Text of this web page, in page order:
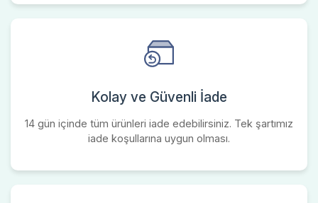
Kolay ve Güvenli İade
14 gün içinde tüm ürünleri iade edebilirsiniz. Tek şartımız
iade koşullarına uygun olması.